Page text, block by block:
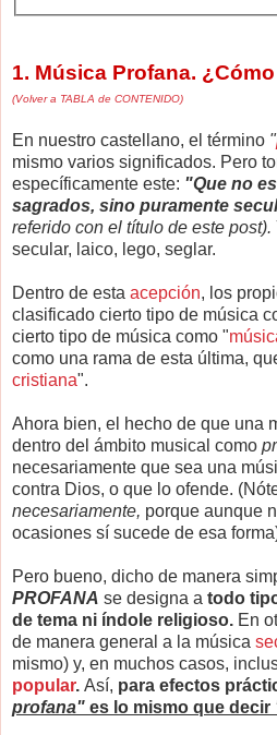
1. Música Profana.
(Volver a TABLA de CONTENIDO)
En nuestro castellano, el término "
mismo varios significados. Pero
específicamente este: "Que no
sagrados, sino puramente
referido con el título de este post).
secular, laico, lego, seglar.
Dentro de esta acepción, los
clasificado cierto tipo de música
cierto tipo de música como "
como una rama de esta última,
cristiana".
Ahora bien, el hecho de que una
dentro del ámbito musical como
necesariamente que sea una
contra Dios, o que lo ofende.
necesariamente, porque aunque
ocasiones sí sucede de esa
Pero bueno, dicho de manera
PROFANA se designa a todo
de tema ni índole religioso. En
de manera general a la música
mismo) y, en muchos casos,
popular. Así, para efectos
profana" es lo mismo que decir